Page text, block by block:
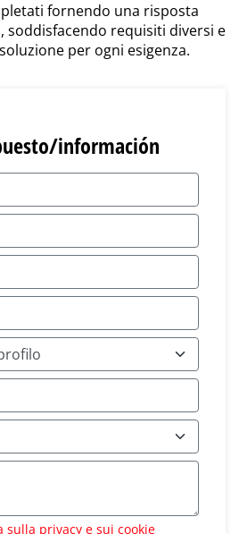
fornendo una risposta
soddisfacendo requisiti diversi e
per ogni esigenza.
información
sulla privacy e sui cookie